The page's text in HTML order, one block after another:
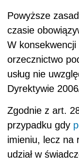
Powyższe
czasie
W
orzecznictwo
usług nie
Dyrektywie
Zgodnie z art.
przypadku gdy
imieniu, lecz na
udział w